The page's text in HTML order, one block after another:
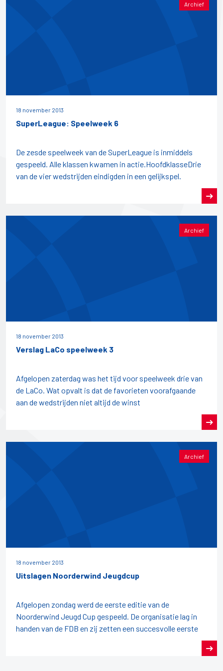
Archief
18 november 2013
SuperLeague: Speelweek 6
De zesde speelweek van de SuperLeague is inmiddels
gespeeld. Alle klassen kwamen in actie.HoofdklasseDrie
van de vier wedstrijden eindigden in een gelijkspel.
Archief
18 november 2013
Verslag LaCo speelweek 3
Afgelopen zaterdag was het tijd voor speelweek drie van
de LaCo. Wat opvalt is dat de favorieten voorafgaande
aan de wedstrijden niet altijd de winst
Archief
18 november 2013
Uitslagen Noorderwind Jeugdcup
Afgelopen zondag werd de eerste editie van de
Noorderwind Jeugd Cup gespeeld. De organisatie lag in
handen van de FDB en zij zetten een succesvolle eerste